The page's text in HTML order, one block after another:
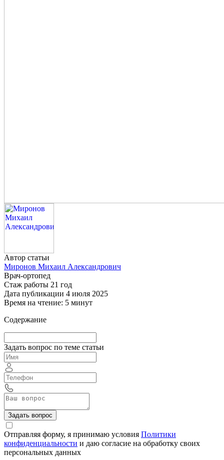
Автор статьи
Миронов Михаил Александрович
Врач-ортопед
Стаж работы 21 год
Дата публикации 4 июля 2025
Время на чтение: 5 минут
Содержание
Задать вопрос по теме статьи
Задать вопрос
Отправляя форму, я принимаю условия Политики
конфиденциальности и даю согласие на обработку своих
персональных данных